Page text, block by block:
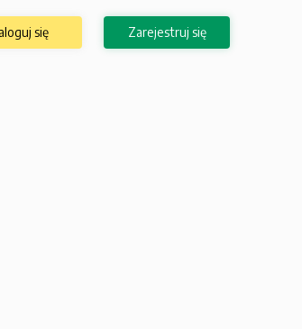
się Zarejestruj się